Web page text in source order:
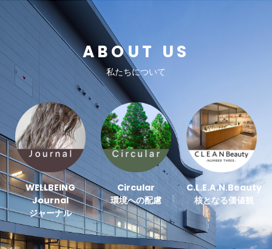
ABOUT US
私たちについて
WELLBEING
Journal
ジャーナル
Circular
環境への配慮
C.L.E.A.N.Beauty
核となる価値観